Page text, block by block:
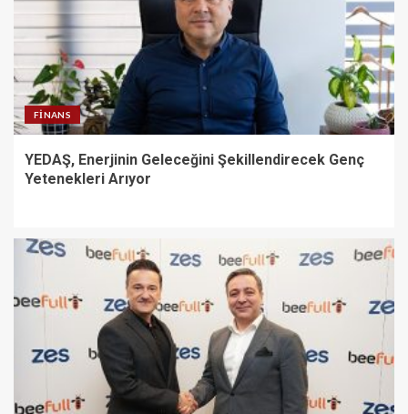
FINANS
YEDAŞ, Enerjinin Geleceğini Şekillendirecek Genç
Yetenekleri Arıyor